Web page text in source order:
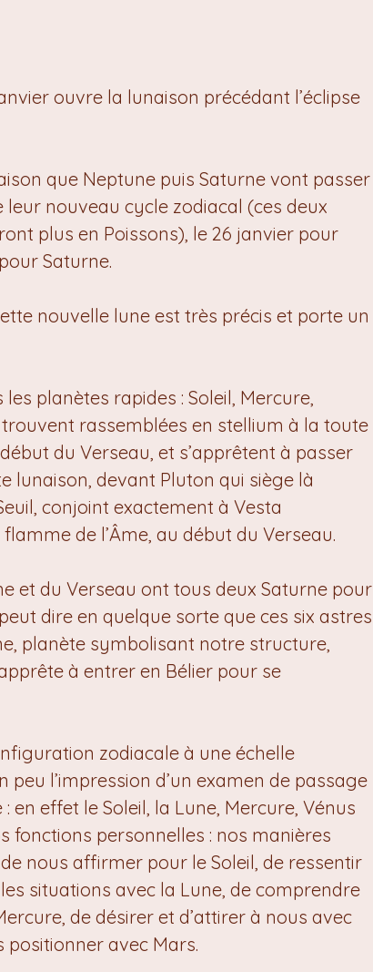
ouvre la lunaison précédant l’éclipse
que Neptune puis Saturne vont passer
nouveau cycle zodiacal (ces deux
plus en Poissons), le 26 janvier pour
Saturne.
nouvelle lune est très précis et porte un
planètes rapides : Soleil, Mercure,
rassemblées en stellium à la toute
du Verseau, et s’apprêtent à passer
lunaison, devant Pluton qui siège là
conjoint exactement à Vesta
de l’Âme, au début du Verseau.
et du Verseau ont tous deux Saturne pour
dire en quelque sorte que ces six astres
planète symbolisant notre structure,
à entrer en Bélier pour se
zodiacale à une échelle
peu l’impression d’un examen de passage
en effet le Soleil, la Lune, Mercure, Vénus
fonctions personnelles : nos manières
nous affirmer pour le Soleil, de ressentir
situations avec la Lune, de comprendre
de désirer et d’attirer à nous avec
positionner avec Mars.